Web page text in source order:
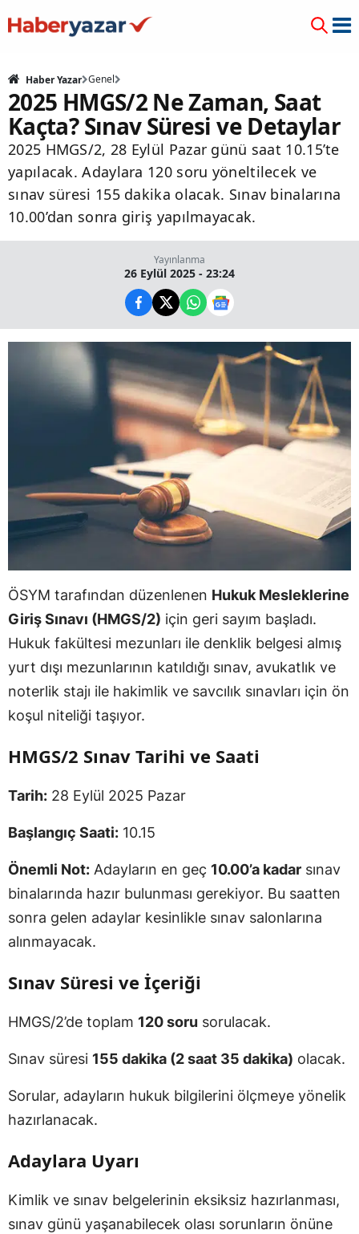
Haber Yazar Genel
2025 HMGS/2 Ne Zaman, Saat
Kaçta? Sınav Süresi ve Detaylar
2025 HMGS/2, 28 Eylül Pazar günü saat 10.15’te
yapılacak. Adaylara 120 soru yöneltilecek ve
sınav süresi 155 dakika olacak. Sınav binalarına
10.00’dan sonra giriş yapılmayacak.
Yayınlanma
26 Eylül 2025 - 23:24
ÖSYM tarafından düzenlenen Hukuk Mesleklerine
Giriş Sınavı (HMGS/2) için geri sayım başladı.
Hukuk fakültesi mezunları ile denklik belgesi almış
yurt dışı mezunlarının katıldığı sınav, avukatlık ve
noterlik stajı ile hakimlik ve savcılık sınavları için ön
koşul niteliği taşıyor.
HMGS/2 Sınav Tarihi ve Saati
Tarih: 28 Eylül 2025 Pazar
Başlangıç Saati: 10.15
Önemli Not: Adayların en geç 10.00’a kadar sınav
binalarında hazır bulunması gerekiyor. Bu saatten
sonra gelen adaylar kesinlikle sınav salonlarına
alınmayacak.
Sınav Süresi ve İçeriği
HMGS/2’de toplam 120 soru sorulacak.
Sınav süresi 155 dakika (2 saat 35 dakika) olacak.
Sorular, adayların hukuk bilgilerini ölçmeye yönelik
hazırlanacak.
Adaylara Uyarı
Kimlik ve sınav belgelerinin eksiksiz hazırlanması,
sınav günü yaşanabilecek olası sorunların önüne